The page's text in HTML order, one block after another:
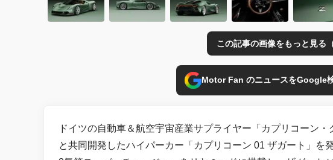
この記事の画像をもっと見る
Motor Fan のニュースをGoogle
ドイツの自動車＆航空宇宙産業サプライヤー「カプリコーン
と共同開発したハイパーカー「カプリコーン 01 ザガート」を